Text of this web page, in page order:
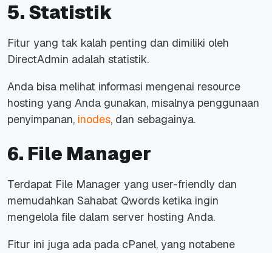
5. Statistik
Fitur yang tak kalah penting dan dimiliki oleh
DirectAdmin adalah statistik.
Anda bisa melihat informasi mengenai resource
hosting yang Anda gunakan, misalnya penggunaan
penyimpanan, inodes, dan sebagainya.
6. File Manager
Terdapat File Manager yang user-friendly dan
memudahkan Sahabat Qwords ketika ingin
mengelola file dalam server hosting Anda.
Fitur ini juga ada pada cPanel, yang notabene